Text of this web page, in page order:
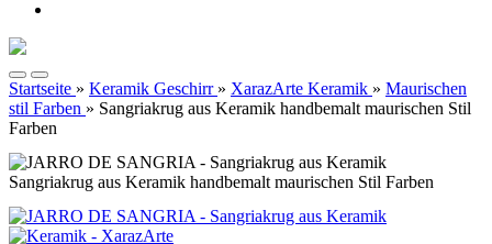
Startseite » Keramik Geschirr » XarazArte Keramik » Maurischen
stil Farben » Sangriakrug aus Keramik handbemalt maurischen Stil
Farben
Sangriakrug aus Keramik handbemalt maurischen Stil Farben